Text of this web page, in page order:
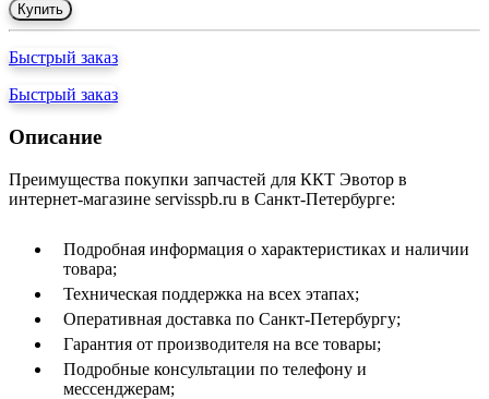
Купить
Быстрый заказ
Быстрый заказ
Описание
Преимущества покупки запчастей для ККТ Эвотор в
интернет-магазине servisspb.ru в Санкт-Петербурге:
Подробная информация о характеристиках и наличии
товара;
Техническая поддержка на всех этапах;
Оперативная доставка по Санкт-Петербургу;
Гарантия от производителя на все товары;
Подробные консультации по телефону и
мессенджерам;